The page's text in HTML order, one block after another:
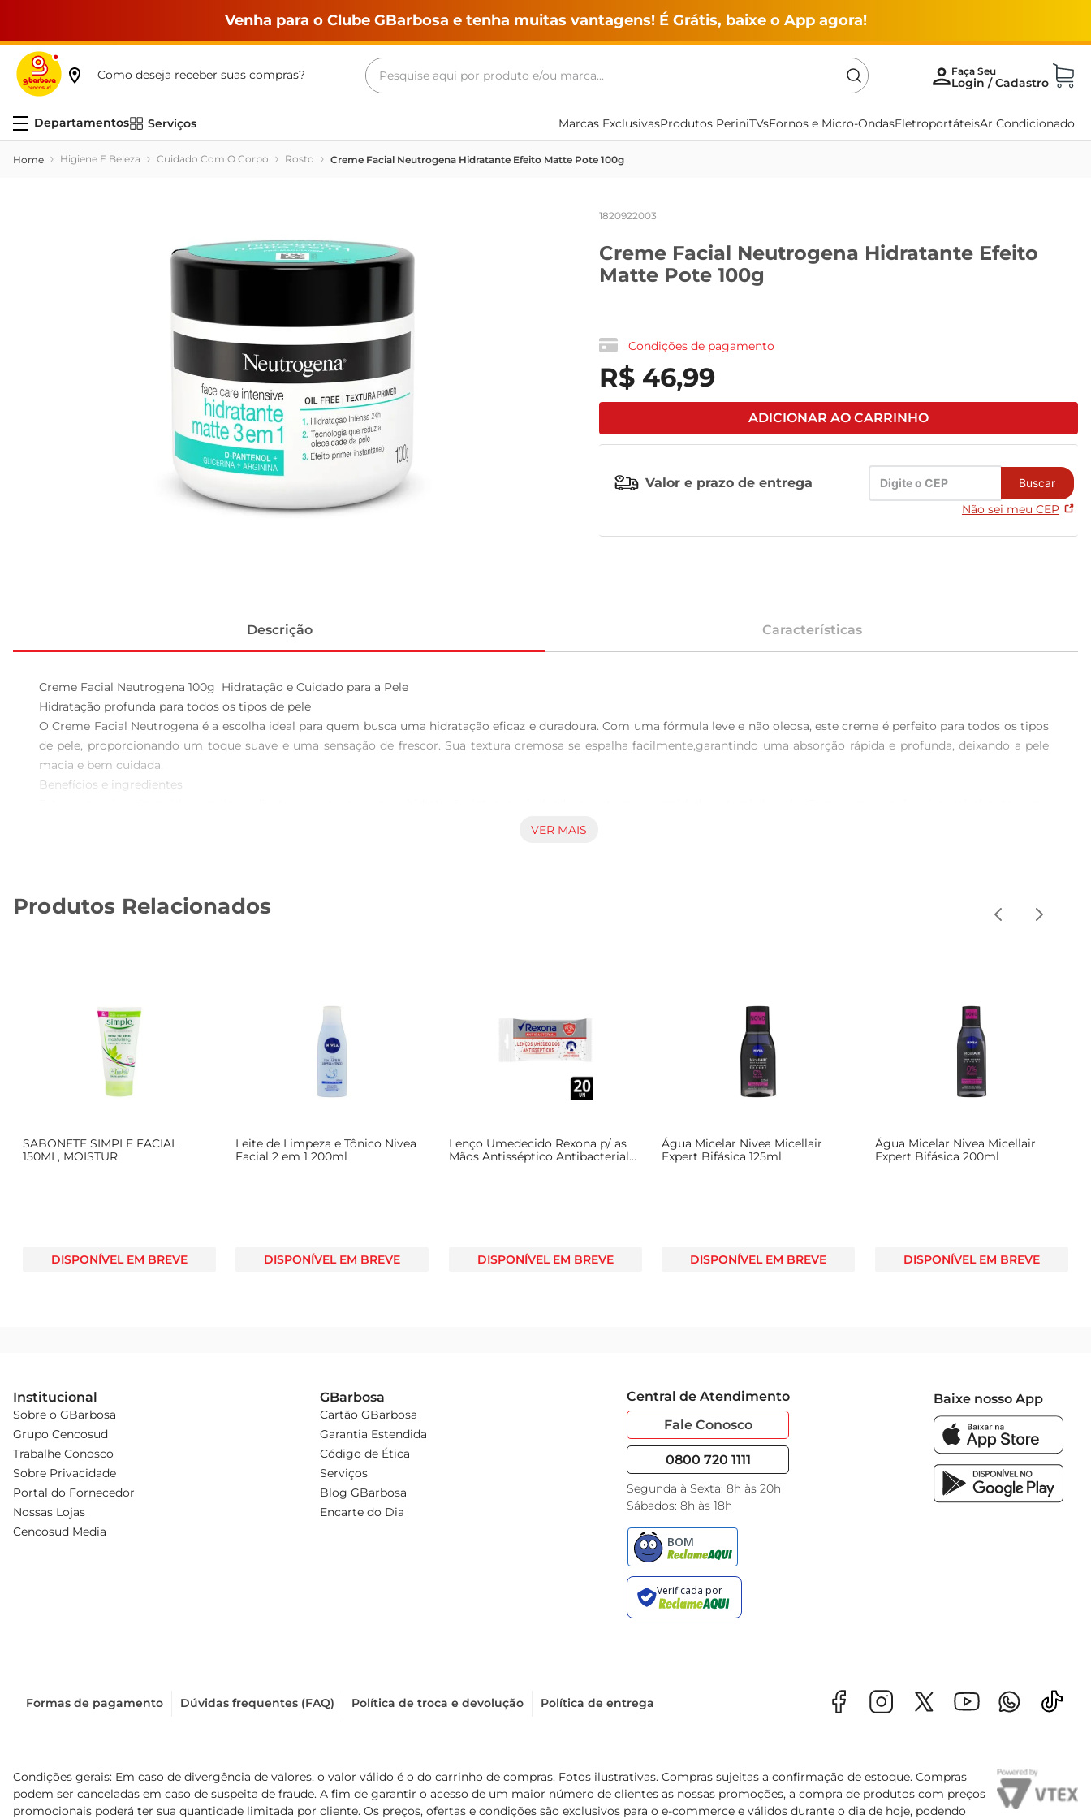
Venha para o Clube GBarbosa e tenha muitas vantagens! É Grátis, baixe o App agora!
Como deseja receber suas compras?
Pesquise aqui por produto e/ou marca...
Serviços Marcas ExclusivasProdutos PeriniTVsFornos e Micro-OndasEletroportáteisAr Condicionado
Higiene E Beleza Cuidado Com O Corpo Rosto Creme Facial Neutrogena Hidratante Efeito Matte Pote 100g
1820922003
Creme Facial Neutrogena Hidratante Efeito
Matte Pote 100g
Condições de pagamento
R$ 46,99
ADICIONAR AO CARRINHO
Valor e prazo de entrega Buscar
Não sei meu CEP
Descrição Características
Creme Facial Neutrogena 100g  Hidratação e Cuidado para a Pele
Hidratação profunda para todos os tipos de pele
O Creme Facial Neutrogena é a escolha ideal para quem busca uma hidratação eficaz e duradoura. Com uma fórmula leve e não oleosa, este creme é perfeito para todos os tipos
de pele, proporcionando um toque suave e uma sensação de frescor. Sua textura cremosa se espalha facilmente,garantindo uma absorção rápida e profunda, deixando a pele
macia e bem cuidada.
Benefícios e ingredientes
melhora significativa na aparência da pele, que se torna mais viçosa e saudável. A fórmula foi desenvolvida para oferecer resultados visíveis, mantendo a pele hidratada ao longo
produto no rosto e no pescoço, realizando movimentos suaves até que o creme seja completamente absorvido. Este cuidado diário ajudará a manter a pele hidratada e
VER MAIS
Produtos Relacionados
SABONETE SIMPLE FACIAL
150ML, MOISTUR
DISPONÍVEL EM BREVE
Leite de Limpeza e Tônico Nivea
Facial 2 em 1 200ml
DISPONÍVEL EM BREVE
Lenço Umedecido Rexona p/ as
Mãos Antisséptico Antibacterial
DISPONÍVEL EM BREVE
Água Micelar Nivea Micellair
Expert Bifásica 125ml
DISPONÍVEL EM BREVE
Água Micelar Nivea Micellair
Expert Bifásica 200ml
DISPONÍVEL EM BREVE
Institucional
Sobre o GBarbosa
Grupo Cencosud
Trabalhe Conosco
Sobre Privacidade
Portal do Fornecedor
Nossas Lojas
Cencosud Media
GBarbosa
Cartão GBarbosa
Garantia Estendida
Código de Ética
Serviços
Blog GBarbosa
Encarte do Dia
Central de Atendimento
Fale Conosco
0800 720 1111
Segunda à Sexta: 8h às 20h
Sábados: 8h às 18h
Baixe nosso App
Formas de pagamento Dúvidas frequentes (FAQ) Política de troca e devolução Política de entrega
Condições gerais: Em caso de divergência de valores, o valor válido é o do carrinho de compras. Fotos ilustrativas. Compras sujeitas a confirmação de estoque. Compras
podem ser canceladas em caso de suspeita de fraude. A fim de garantir o acesso de um maior número de clientes as nossas promoções, a compra de produtos com preços
promocionais poderá ter sua quantidade limitada por cliente. Os preços, ofertas e condições são exclusivos para o e-commerce e válidos durante o dia de hoje, podendo
Termos mais buscados
maquina lavar
cerveja
vinho
celular